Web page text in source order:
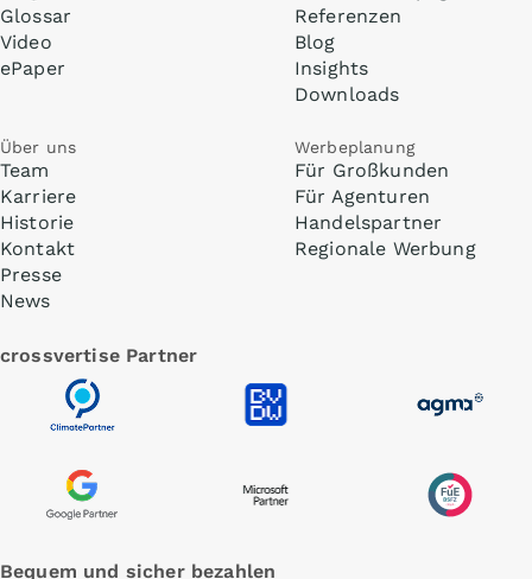
Glossar
Video
ePaper
Referenzen
Blog
Insights
Downloads
Über uns
Team
Karriere
Historie
Kontakt
Presse
News
Werbeplanung
Für Großkunden
Für Agenturen
Handelspartner
Regionale Werbung
crossvertise Partner
Bequem und sicher bezahlen